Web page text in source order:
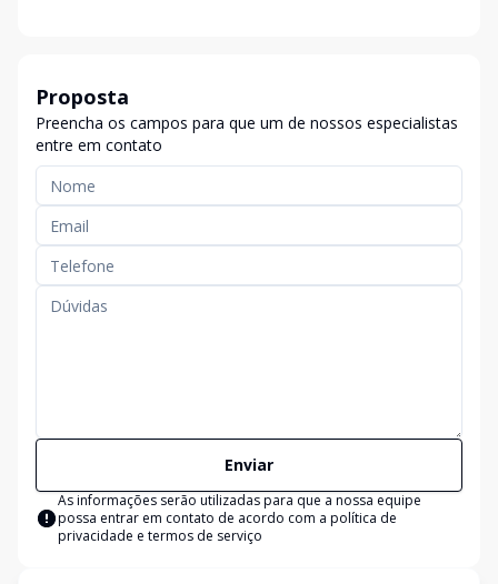
Proposta
Preencha os campos para que um de nossos especialistas
entre em contato
Enviar
As informações serão utilizadas para que a nossa equipe
possa entrar em contato de acordo com a política de
privacidade e termos de serviço